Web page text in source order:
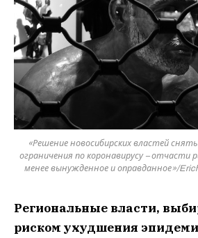
«Решение новосибирских властей
ограничения по коронавирусу – отчасти
менее вынужденное и оправданное»/
Региональные власти,
риском ухудшения